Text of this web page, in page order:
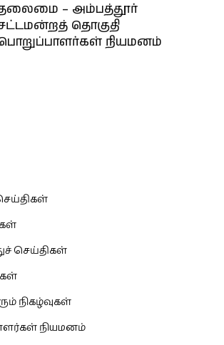
– அம்பத்தூர்
தொகுதி
நியமனம்
செய்திகள்
நிகழ்வுகள்
நியமனம்